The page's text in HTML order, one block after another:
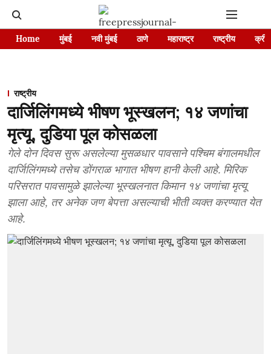
Home मुंबई नवी मुंबई ठाणे महाराष्ट्र राष्ट्रीय
राष्ट्रीय
दार्जिलिंगमध्ये भीषण भूस्खलन; १४ जणांचा
मृत्यू, दुडिया पूल कोसळला
गेले दोन दिवस सुरू असलेल्या मुसळधार पावसाने पश्चिम बंगालमधील
दार्जिलिंगमध्ये तसेच डोंगराळ भागात भीषण हानी केली आहे. मिरिक
परिसरात पावसामुळे झालेल्या भूस्खलनात किमान १४ जणांचा मृत्यू
झाला आहे, तर अनेक जण बेपत्ता असल्याची भीती व्यक्त करण्यात येत
आहे.